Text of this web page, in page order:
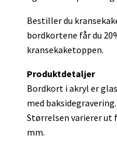
Bestiller du
bordkortene får du
kransekaketoppen.
Produktdetaljer
Bordkort i akryl er
med baksidegravering.
Størrelsen varierer ut
mm.